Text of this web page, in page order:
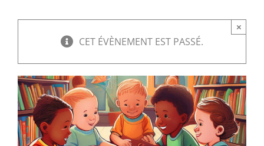
CET ÉVÈNEMENT EST PASSÉ.
×